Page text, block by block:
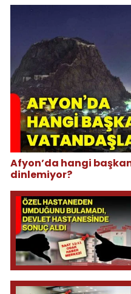
Afyon’da hangi
dinlemiyor?